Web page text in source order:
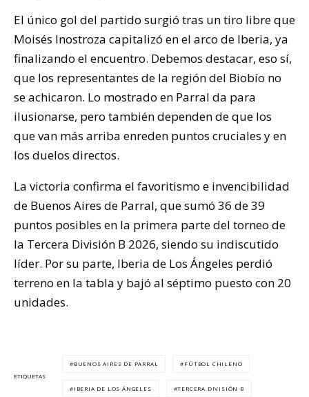
El único gol del partido surgió tras un tiro libre que
Moisés Inostroza capitalizó en el arco de Iberia, ya
finalizando el encuentro. Debemos destacar, eso sí,
que los representantes de la región del Biobío no
se achicaron. Lo mostrado en Parral da para
ilusionarse, pero también dependen de que los
que van más arriba enreden puntos cruciales y en
los duelos directos.
La victoria confirma el favoritismo e invencibilidad
de Buenos Aires de Parral, que sumó 36 de 39
puntos posibles en la primera parte del torneo de
la Tercera División B 2026, siendo su indiscutido
líder. Por su parte, Iberia de Los Ángeles perdió
terreno en la tabla y bajó al séptimo puesto con 20
unidades.
ETIQUETAS
BUENOS AIRES DE PARRAL FÚTBOL CHILENO
IBERIA DE LOS ÁNGELES TERCERA DIVISIÓN B